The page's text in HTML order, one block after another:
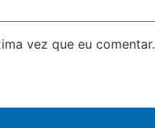
vez que eu comentar.